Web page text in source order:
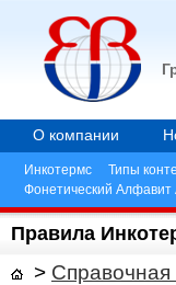
О компании
Инкотермс Типы
Фонетический Алфавит
Правила
>